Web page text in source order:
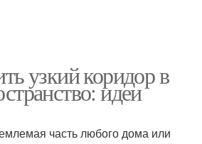
узкий коридор в
идеи
часть любого дома или